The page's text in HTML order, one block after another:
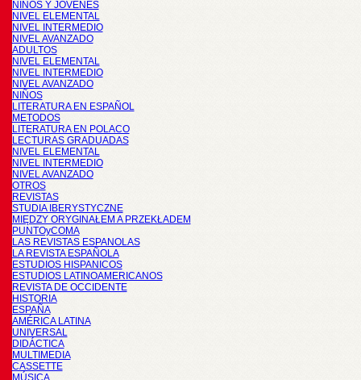
NIÑOS Y JÓVENES
NIVEL ELEMENTAL
NIVEL INTERMEDIO
NIVEL AVANZADO
ADULTOS
NIVEL ELEMENTAL
NIVEL INTERMEDIO
NIVEL AVANZADO
NIÑOS
LITERATURA EN ESPAÑOL
METODOS
LITERATURA EN POLACO
LECTURAS GRADUADAS
NIVEL ELEMENTAL
NIVEL INTERMEDIO
NIVEL AVANZADO
OTROS
REVISTAS
STUDIA IBERYSTYCZNE
MIĘDZY ORYGINAŁEM A PRZEKŁADEM
PUNTOyCOMA
LAS REVISTAS ESPANOLAS
LA REVISTA ESPAÑOLA
ESTUDIOS HISPANICOS
ESTUDIOS LATINOAMERICANOS
REVISTA DE OCCIDENTE
HISTORIA
ESPAÑA
AMÉRICA LATINA
UNIVERSAL
DIDÁCTICA
MULTIMEDIA
CASSETTE
MÚSICA